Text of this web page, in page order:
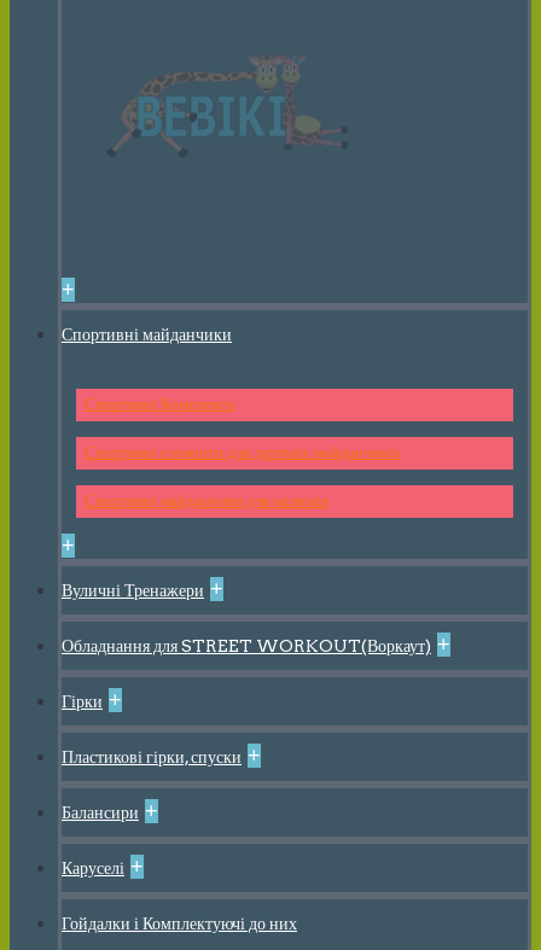
+
Спортивні майданчики
Спортивні Комплекси
Спортивні елементи для дитячих майданчиків
Спортивні майданчики для малюків
+
Вуличні Тренажери +
Обладнання для STREET WORKOUT(Воркаут) +
Гірки +
Пластикові гірки, спуски +
Балансири +
Каруселі +
Гойдалки і Комплектуючі до них